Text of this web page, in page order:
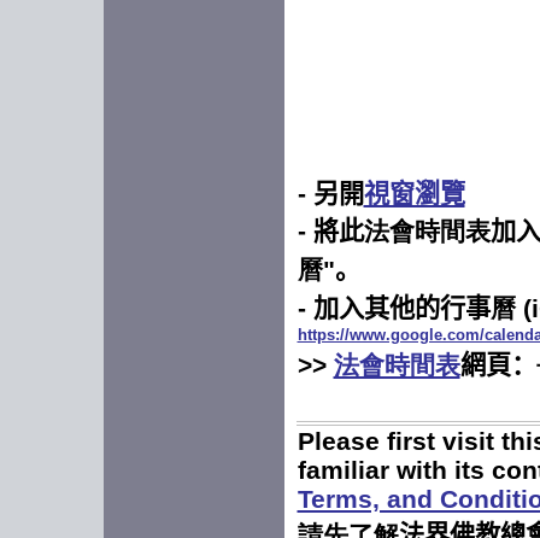
- 另開視窗瀏覽
- 將此法會時間表加
曆"。
- 加入其他的行事曆
https://www.google.com/
>> 法會時間表網頁：
Please first visit
familiar with its
Terms, and